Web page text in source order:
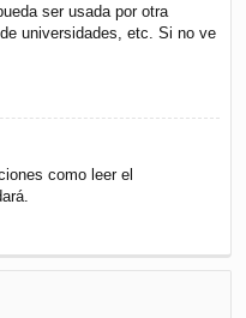
ser usada por otra
universidades, etc. Si no ve
como leer el